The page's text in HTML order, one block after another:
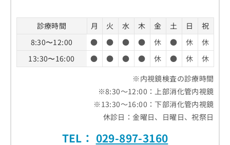
診療時間 月 火 水 木 金 土 日
祝
8:30〜12:00
● ● ● ● 休 ● 休
休
13:30〜16:00
● ● ● ● 休 ● 休
休
※内視鏡検査の診療時間
※8:30～12:00：上部消化管内視鏡
※13:30～16:00：下部消化管内視鏡
休診日：金曜日、日曜日、祝祭日
TEL： 029-897-3160